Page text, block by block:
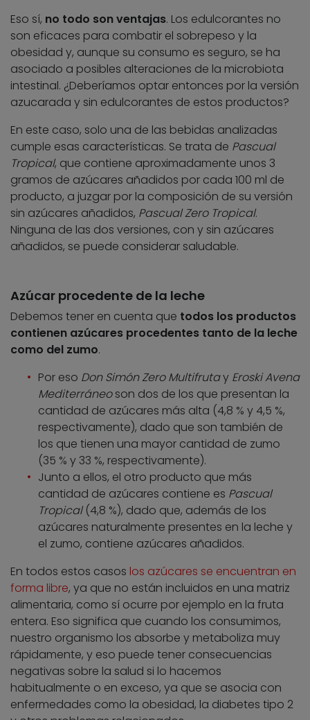
Eso sí, no todo son ventajas. Los edulcorantes no
son eficaces para combatir el sobrepeso y la
obesidad y, aunque su consumo es seguro, se ha
asociado a posibles alteraciones de la microbiota
intestinal. ¿Deberíamos optar entonces por la versión
azucarada y sin edulcorantes de estos productos?
En este caso, solo una de las bebidas analizadas
cumple esas características. Se trata de Pascual
Tropical, que contiene aproximadamente unos 3
gramos de azúcares añadidos por cada 100 ml de
producto, a juzgar por la composición de su versión
sin azúcares añadidos, Pascual Zero Tropical.
Ninguna de las dos versiones, con y sin azúcares
añadidos, se puede considerar saludable.
Azúcar procedente de la leche
Debemos tener en cuenta que todos los productos
contienen azúcares procedentes tanto de la leche
como del zumo.
Por eso Don Simón Zero Multifrutay Eroski Avena
Mediterráneoson dos de los que presentan la
cantidad de azúcares más alta (4,8 % y 4,5 %,
respectivamente), dado que son también de
los que tienen una mayor cantidad de zumo
(35 % y 33 %, respectivamente).
Junto a ellos, el otro producto que más
cantidad de azúcares contiene es Pascual
Tropical(4,8 %), dado que, además de los
azúcares naturalmente presentes en la leche y
el zumo, contiene azúcares añadidos.
En todos estos casos los azúcares se encuentran en
forma libre, ya que no están incluidos en una matriz
alimentaria, como sí ocurre por ejemplo en la fruta
entera. Eso significa que cuando los consumimos,
nuestro organismo los absorbe y metaboliza muy
rápidamente, y eso puede tener consecuencias
negativas sobre la salud si lo hacemos
habitualmente o en exceso, ya que se asocia con
enfermedades como la obesidad, la diabetes tipo 2